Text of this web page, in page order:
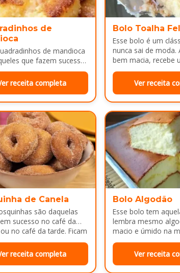
de
de mandioca
que fazem sucesso
da tarde ou como
depois do almoço.
receita completa
Bolo Toalha
Esse bolo é um
nunca sai de moda.
bem macia, recebe
deixa…
Ver receita
de Canela
são daquelas
sucesso no café da
no café da tarde. Ficam
por…
receita completa
Bolo Algodão
Esse bolo tem
lembra mesmo
macio e úmido na
ótimo pra servir…
Ver receita